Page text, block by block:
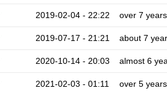
2019-02-04 - 22:22 over 7 years
2019-07-17 - 21:21 about 7
2020-10-14 - 20:03 almost 6
2021-02-03 - 01:11 over 5 years